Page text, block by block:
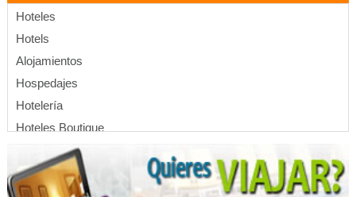
Hoteles
Hotels
Alojamientos
Hospedajes
Hotelería
Hoteles Boutique
Salones de Eventos
Piscinas